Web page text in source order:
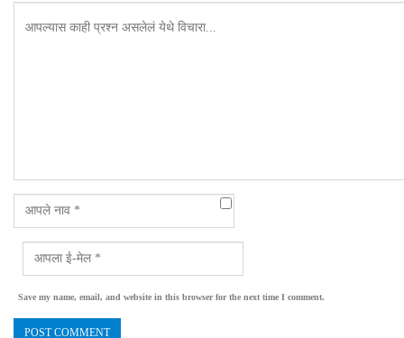
Save my name, email, and website in this browser for the next time I comment.